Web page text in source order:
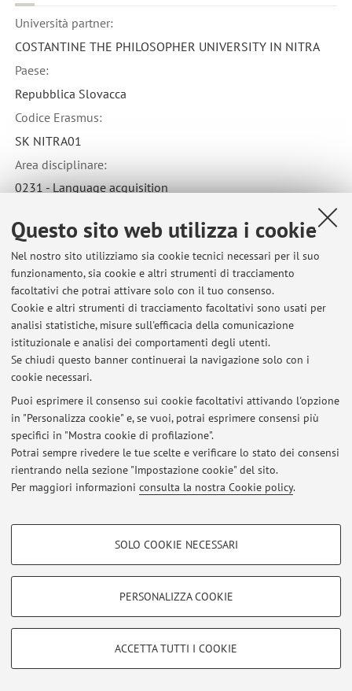
Questo sito web utilizza i cookie
Nel nostro sito utilizziamo sia cookie tecnici necessari per il suo
funzionamento, sia cookie e altri strumenti di tracciamento
facoltativi che potrai attivare solo con il tuo consenso.
Cookie e altri strumenti di tracciamento facoltativi sono usati per
analisi statistiche, misure sull'efficacia della comunicazione
istituzionale e analisi dei comportamenti degli utenti.
Se chiudi questo banner continuerai la navigazione solo con i
cookie necessari.
Puoi esprimere il consenso sui cookie facoltativi attivando l'opzione
in "Personalizza cookie" e, se vuoi, potrai esprimere consensi più
specifici in "Mostra cookie di profilazione".
Potrai sempre rivedere le tue scelte e verificare lo stato dei consensi
rientrando nella sezione "Impostazione cookie" del sito.
Per maggiori informazioni consulta la nostra Cookie policy.
COOKIE DI PROFILAZIONE - FACOLTATIVI
COOKIE TECNICI - NECESSARI
Si tratta di cookie tecnici utilizzati, a titolo esemplificativo, per il corretto
SOLO COOKIE NECESSARI
PERSONALIZZA COOKIE
ACCETTA TUTTI I COOKIE
Università partner:
COSTANTINE THE PHILOSOPHER UNIVERSITY IN NITRA
Paese:
Repubblica Slovacca
Codice Erasmus:
SK NITRA01
Area disciplinare:
0231 - Language acquisition
Ultimi avvisi
Esercitazioni Lingua e cultura russa I - lezione del 5 ottobre 2020,
classe 1 - elenco degli studenti
Pubblicato il: 29 settembre 2020
Esercitazioni Lingua e cultura russa I - lezione del 1 ottobre 2020,
classe 2 - elenco degli studenti
Pubblicato il: 29 settembre 2020
Scambio Russia 2020-2021 senza borsa
Pubblicato il: 11 febbraio 2020
Area riservata
Accedi tramiteloginper gestire tutti i contenuti del sito.
Zamboni, 33 - 40126 Bologna - Partita IVA: 01131710376